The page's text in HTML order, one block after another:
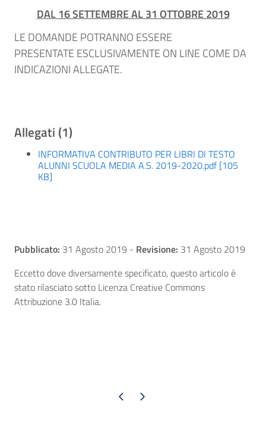
DAL 16 SETTEMBRE AL 31 OTTOBRE 2019
LE DOMANDE POTRANNO ESSERE
PRESENTATE ESCLUSIVAMENTE ON LINE COME DA
INDICAZIONI ALLEGATE.
Allegati (1)
INFORMATIVA CONTRIBUTO PER LIBRI DI TESTO
ALUNNI SCUOLA MEDIA A.S. 2019-2020.pdf [105
KB]
Pubblicato: 31 Agosto 2019 - Revisione: 31 Agosto 2019
Eccetto dove diversamente specificato, questo articolo è
stato rilasciato sotto Licenza Creative Commons
Attribuzione 3.0 Italia.
Pagina precedente
Pagina successiva